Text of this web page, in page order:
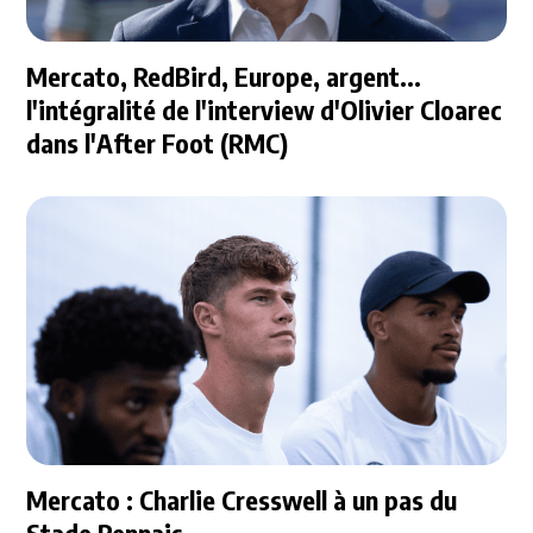
Mercato, RedBird, Europe, argent...
l'intégralité de l'interview d'Olivier Cloarec
dans l'After Foot (RMC)
Mercato : Charlie Cresswell à un pas du